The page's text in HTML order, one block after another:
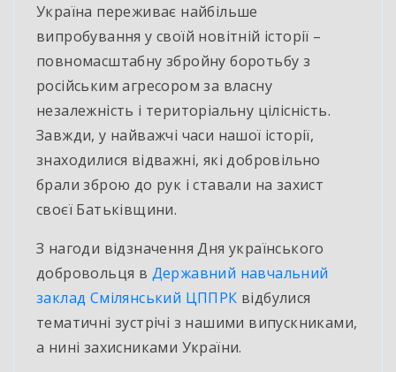
Україна переживає найбільше
випробування у своїй новітній історії –
повномасштабну збройну боротьбу з
російським агресором за власну
незалежність і територіальну цілісність.
Завжди, у найважчі часи нашої історії,
знаходилися відважні, які добровільно
брали зброю до рук і ставали на захист
своєї Батьківщини.
З нагоди відзначення Дня українського
добровольця в Державний навчальний
заклад Смілянський ЦППРК відбулися
тематичні зустрічі з нашими випускниками,
а нині захисниками України.